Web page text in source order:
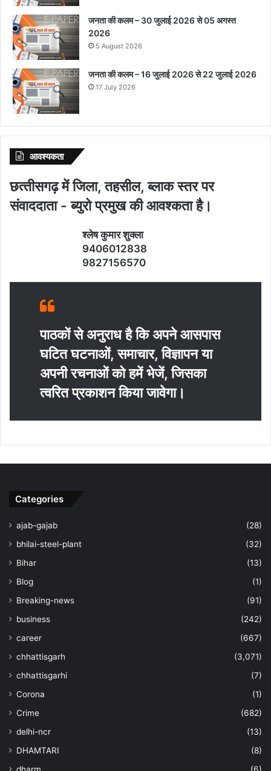
जनता की कलम – 30 जुलाई 2026 से 05 अगस्त
2026
5 August 2026
जनता की कलम – 16 जुलाई 2026 से 22 जुलाई 2026
17 July 2026
आवश्‍यकता
छत्‍तीसगढ़ में जिला, तहसील, ब्‍लाक स्‍तर पर
संवाददाता - ब्‍युरो प्रमुख की आवश्‍कता है।
श्‍लेष कुमार शुक्‍ला
9406012838
9827156570
पाठकों से अनुराध है कि अपने आसपास
घटित घटनाओं, समाचार, विज्ञापन या
अपनी रचनाओं को हमें भेजें, जिसका
त्‍वरित प्रकाशन किया जावेगा।
Categories
ajab-gajab
(28)
bhilai-steel-plant
(32)
Bihar
(13)
Blog
(1)
Breaking-news
(91)
business
(242)
career
(667)
chhattisgarh
(3,071)
chhattisgarhi
(7)
Corona
(1)
Crime
(682)
delhi-ncr
(13)
DHAMTARI
(8)
dharm
(6)